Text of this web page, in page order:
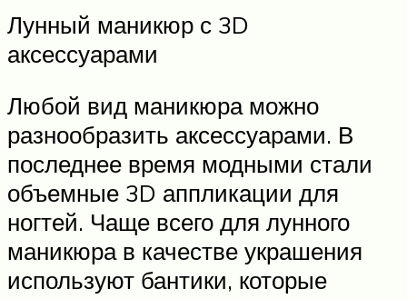
Лунный маникюр с 3D
аксессуарами
Любой вид маникюра можно
разнообразить аксессуарами. В
последнее время модными стали
объемные 3D аппликации для
ногтей. Чаще всего для лунного
маникюра в качестве украшения
используют бантики, которые